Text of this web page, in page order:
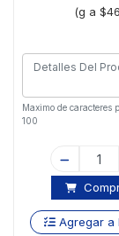
(g a
Maximo de caracteres
100
Agregar a